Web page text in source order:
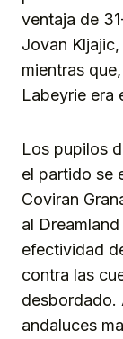
ventaja de
Jovan
mientras
Labeyrie era
Los pupilos
el partido se
Coviran
al
efectividad
contra las
desbordado.
andaluces